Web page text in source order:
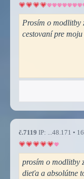
Prosím o modlitby
cestovaní pre
č.7119 IP: ...48.171 •
prosím o modlitby
dieťa a absolútne